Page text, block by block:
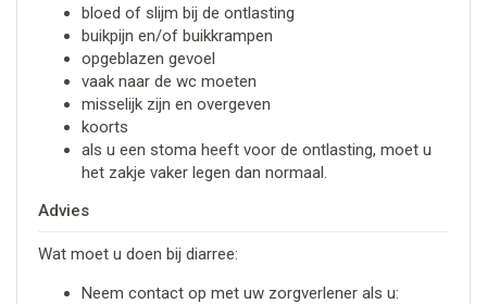
bloed of slijm bij de ontlasting
buikpijn en/of buikkrampen
opgeblazen gevoel
vaak naar de wc moeten
misselijk zijn en overgeven
koorts
als u een stoma heeft voor de ontlasting, moet u
het zakje vaker legen dan normaal.
Advies
Wat moet u doen bij diarree:
Neem contact op met uw zorgverlener als u: